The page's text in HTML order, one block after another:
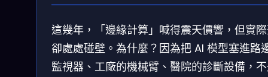
這幾年，「邊緣計算」喊得震天價響，但實
卻處處碰壁。為什麼？因為把 AI 模型塞進路
監視器、工廠的機械臂、醫院的診斷設備，